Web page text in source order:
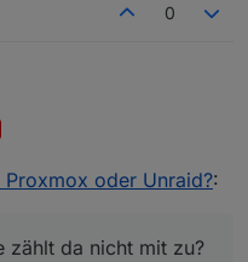
0
zählt da nicht mit zu?
SSD und ne 500GB Nvme
Proxmox oder Unraid?:
zählt da nicht mit zu?